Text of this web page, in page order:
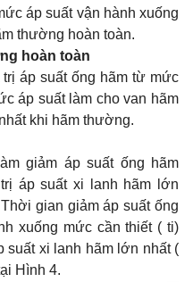
áp suất vận hành xuống
thường hoàn toàn.
hoàn toàn
áp suất ống hãm từ mức
áp suất làm cho van hãm
khi hãm thường.
giảm áp suất ống hãm
áp suất xi lanh hãm lớn
gian giảm áp suất ống
xuống mức cần thiết ( ti)
xi lanh hãm lớn nhất (
Hình 4.